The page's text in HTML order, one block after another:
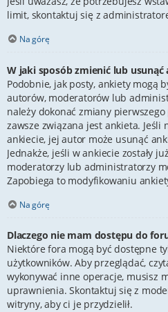
limit, skontaktuj się z
Na górę
W jaki sposób zmienić lub usunąć
Podobnie, jak posty, ankiety mogą
autorów, moderatorów lub
należy dokonać zmiany
zawsze związana jest ankieta. Jeśli
ankiecie, jej autor może usunąć
Jednakże, jeśli w ankiecie zostały
moderatorzy lub administratorzy
Zapobiega to modyfikowaniu
Na górę
Dlaczego nie mam dostępu do
Niektóre fora mogą być dostępne
użytkowników. Aby przeglądać,
wykonywać inne operacje, musisz
uprawnienia. Skontaktuj się z
witryny, aby ci je przydzielił.